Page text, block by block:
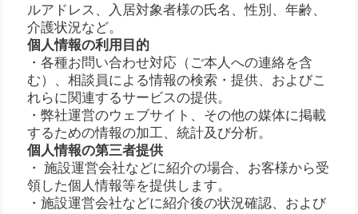
ルアドレス、入居対象者様の氏名、性別、年齢、
介護状況など。
個人情報の利用目的
・各種お問い合わせ対応（ご本人への連絡を含
む）、相談員による情報の検索・提供、およびこ
れらに関連するサービスの提供。
・弊社運営のウェブサイト、その他の媒体に掲載
するための情報の加工、統計及び分析。
個人情報の第三者提供
・ 施設運営会社などに紹介の場合、お客様から受
領した個人情報等を提供します。
・施設運営会社などに紹介後の状況確認、および